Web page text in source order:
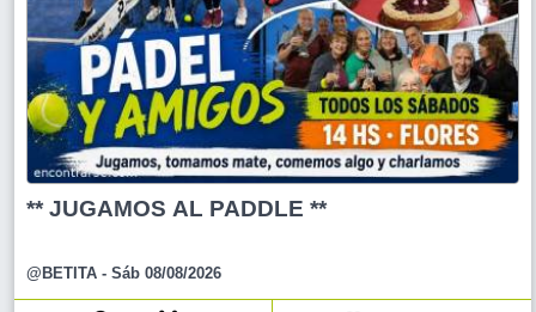
** JUGAMOS AL PADDLE **
@BETITA - Sáb 08/08/2026